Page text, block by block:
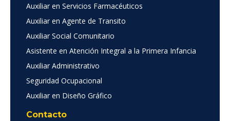
Auxiliar en Servicios Farmacéuticos
Auxiliar en Agente de Transito
Auxiliar Social Comunitario
Asistente en Atención Integral a la Primera Infancia
Auxiliar Administrativo
Seguridad Ocupacional
Auxiliar en Diseño Gráfico
Contacto